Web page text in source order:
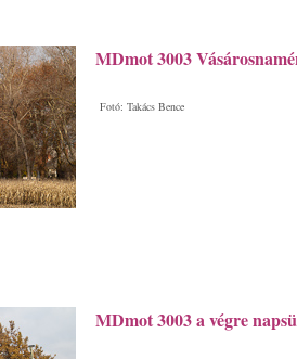
MDmot 3003
Fotó: Takács Bence
MDmot 3003 a végre